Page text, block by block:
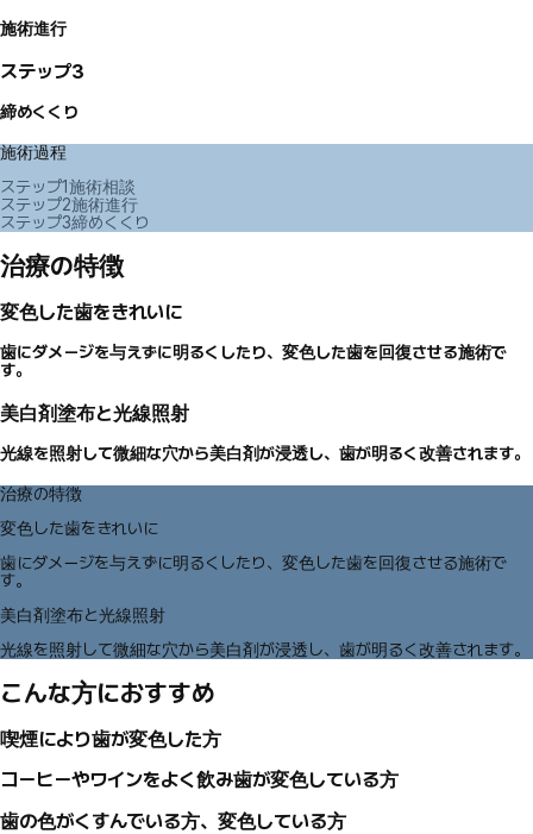
施術進行
ステップ3
締めくくり
施術過程
ステップ1施術相談
ステップ2施術進行
ステップ3締めくくり
治療の特徴
変色した歯をきれいに
歯にダメージを与えずに明るくしたり、変色した歯を回復させる施術で
す。
美白剤塗布と光線照射
光線を照射して微細な穴から美白剤が浸透し、歯が明るく改善されます。
治療の特徴
変色した歯をきれいに
歯にダメージを与えずに明るくしたり、変色した歯を回復させる施術で
す。
美白剤塗布と光線照射
光線を照射して微細な穴から美白剤が浸透し、歯が明るく改善されます。
こんな方におすすめ
喫煙により歯が変色した方
コーヒーやワインをよく飲み歯が変色している方
歯の色がくすんでいる方、変色している方